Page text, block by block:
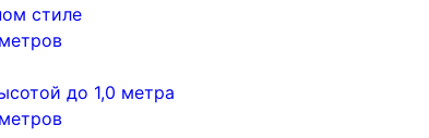
стиле
до 1,0 метра